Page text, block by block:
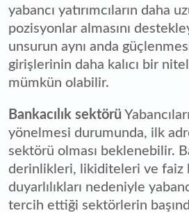
yabancı yatırımcıların daha
pozisyonlar almasını
unsurun aynı anda
girişlerinin daha kalıcı bir
mümkün olabilir.
Bankacılık sektörü
yönelmesi durumunda, ilk
sektörü olması beklenebilir.
derinlikleri, likiditeleri ve faiz
duyarlılıkları nedeniyle
tercih ettiği sektörlerin